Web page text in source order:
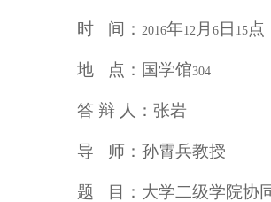
时 间： 2016年12 月 6 日 15 点
地 点：国学馆304
答 辩 人：张岩
导 师：孙霄兵教授
题 目：大学二级学院协